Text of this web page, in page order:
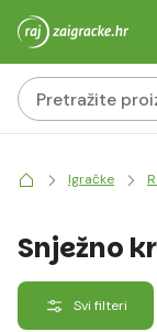
Igračke
Snježno
Svi filteri